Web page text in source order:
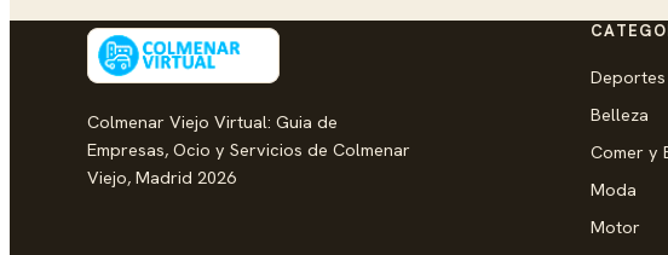
Colmenar Viejo Virtual: Guia de
Empresas, Ocio y Servicios de Colmenar
Viejo, Madrid 2026
Deportes
Belleza
Comer y
Moda
Motor